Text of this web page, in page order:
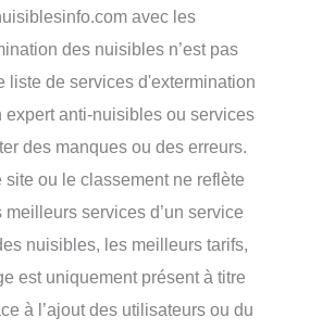
avec les
des nuisibles n’est pas
liste de services d'extermination
expert anti-nuisibles ou services
des manques ou des erreurs.
site ou le classement ne reflète
services d’un service
nuisibles, les meilleurs tarifs,
est uniquement présent à titre
à l’ajout des utilisateurs ou du